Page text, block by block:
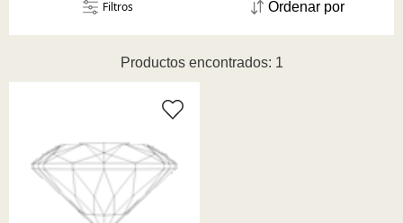
Productos encontrados: 1
Ordenar por
Filtros